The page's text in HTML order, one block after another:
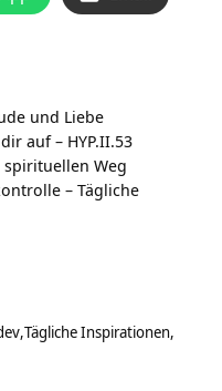
und Liebe
auf – HYP.II.53
spirituellen Weg
– Tägliche
Tägliche Inspirationen